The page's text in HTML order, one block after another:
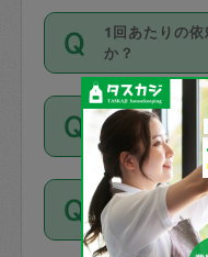
1回あたりの
か？
依頼1回につ
超えて依頼
利用くださ
は、タスカ
の上事前申
お、3時間を
価格はどうや
11種類の価
身が価格を
タスカジさ
支払い方法を